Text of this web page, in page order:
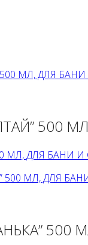
500
МЛ, ДЛЯ БАНИ И
500